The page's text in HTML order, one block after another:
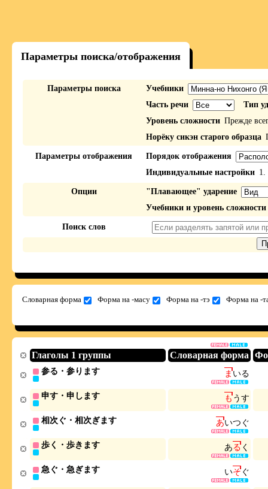
Параметры поиска/отображения
Параметры поиска
Учебники
Часть речи
Тип
Уровень сложности Прежде
Норёку сикэн старого образца
Параметры отображения
Порядок отображения
Индивидуальные настройки 1.
Опции
"Плавающее" ударение
Учебники и уровень сложности
Поиск слов
Словарная форма Форма на -масу Форма на -тэ Форма на -
Глаголы 1 группы Словарная форма
参る・参ります まいる
申す・申します もうす
相次ぐ・相次ぎます あいつ ぐ
歩く・歩きます あるく
急ぐ・急ぎます いそぐ